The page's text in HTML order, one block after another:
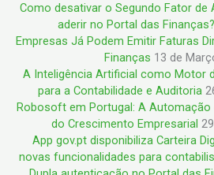
Como desativar o Segundo Fator de
aderir no Portal das Finanças?
Empresas Já Podem Emitir Faturas
Finanças 13 de
A Inteligência Artificial como Motor
para a Contabilidade e Auditoria
Robosoft em Portugal: A
do Crescimento Empresarial
App gov.pt disponibiliza Carteira
novas funcionalidades para